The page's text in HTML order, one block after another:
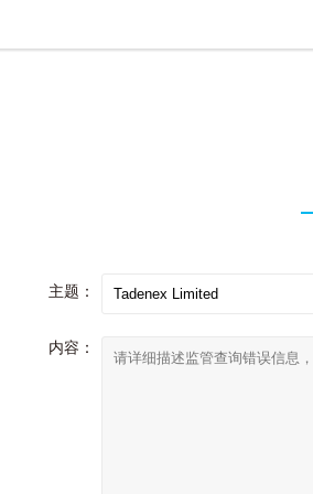
主题：
内容：